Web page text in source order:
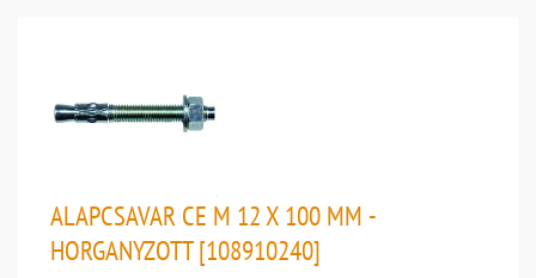
ALAPCSAVAR CE M 12 X 100 MM -
HORGANYZOTT [108910240]